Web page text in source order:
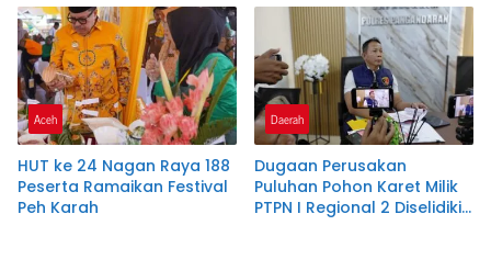
Pemalsuan Tanda Tangan
di Polres Nagan Raya
Aceh
HUT ke 24 Nagan Raya 188
Peserta Ramaikan Festival
Peh Karah
Daerah
Dugaan Perusakan
Puluhan Pohon Karet Milik
PTPN I Regional 2 Diselidiki